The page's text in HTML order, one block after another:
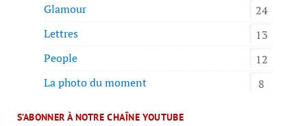
Glamour
24
Lettres
13
People
12
La photo du moment
8
S’ABONNER À NOTRE CHAÎNE YOUTUBE